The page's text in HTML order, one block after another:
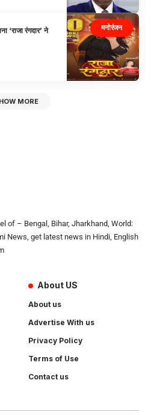
मनोरंजन
‘राजा रंगदार’ ने
MORE
of – Bengal, Bihar, Jharkhand, World:
News, get latest news in Hindi, English
About US
About us
Advertise With us
Privacy Policy
Terms of Use
Contact us